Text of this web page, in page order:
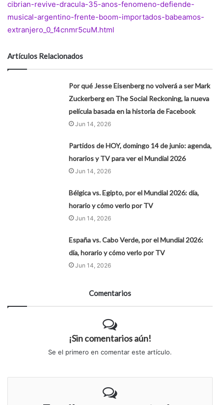
cibrian-revive-dracula-35-anos-fenomeno-defiende-
musical-argentino-frente-boom-importados-babeamos-
extranjero_0_f4cnmr5cuM.html
Artículos Relacionados
Por qué Jesse Eisenberg no volverá a ser Mark
Zuckerberg en The Social Reckoning, la nueva
película basada en la historia de Facebook
Jun 14, 2026
Partidos de HOY, domingo 14 de junio: agenda,
horarios y TV para ver el Mundial 2026
Jun 14, 2026
Bélgica vs. Egipto, por el Mundial 2026: día,
horario y cómo verlo por TV
Jun 14, 2026
España vs. Cabo Verde, por el Mundial 2026:
día, horario y cómo verlo por TV
Jun 14, 2026
Comentarios
¡Sin comentarios aún!
Se el primero en comentar este artículo.